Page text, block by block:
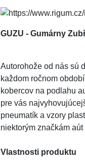
GUZU - Gumárny
Autorohože od nás sú
každom ročnom
kobercov na podlahu
pre vás
pneumatík a vzory
niektorým značkám
Vlastnosti produktu